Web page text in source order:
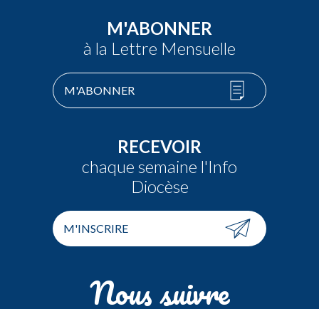
M'ABONNER
à la Lettre Mensuelle
M'ABONNER
RECEVOIR
chaque semaine l'Info
Diocèse
M'INSCRIRE
Nous suivre